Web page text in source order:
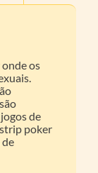
os
de
poker